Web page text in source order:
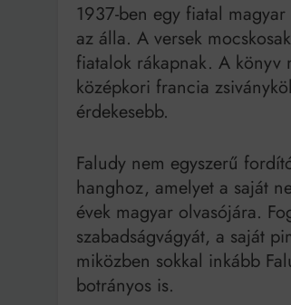
1937-ben egy fiatal
az álla. A versek
fiatalok rákapnak. A könyv
középkori francia
érdekesebb.
Faludy nem egyszerű
hanghoz, amelyet a saját
évek magyar olvasójára.
szabadságvágyát, a saját
miközben sokkal inkább
botrányos is.